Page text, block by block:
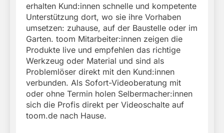
erhalten Kund:innen schnelle und kompetente
Unterstützung dort, wo sie ihre Vorhaben
umsetzen: zuhause, auf der Baustelle oder im
Garten. toom Mitarbeiter:innen zeigen die
Produkte live und empfehlen das richtige
Werkzeug oder Material und sind als
Problemlöser direkt mit den Kund:innen
verbunden. Als Sofort-Videoberatung mit
oder ohne Termin holen Selbermacher:innen
sich die Profis direkt per Videoschalte auf
toom.de nach Hause.